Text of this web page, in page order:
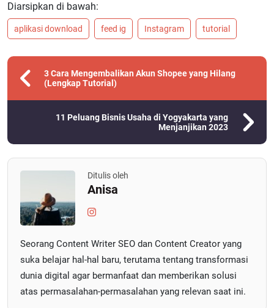
Diarsipkan di bawah:
aplikasi download feed ig Instagram tutorial
3 Cara Mengembalikan Akun Shopee yang Hilang
(Lengkap Tutorial)
11 Peluang Bisnis Usaha di Yogyakarta yang
Menjanjikan 2023
Ditulis oleh
Anisa
Seorang Content Writer SEO dan Content Creator yang
suka belajar hal-hal baru, terutama tentang transformasi
dunia digital agar bermanfaat dan memberikan solusi
atas permasalahan-permasalahan yang relevan saat ini.